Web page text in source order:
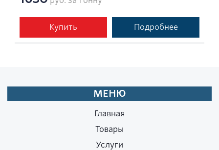
Купить Подробнее
МЕНЮ
Главная
Товары
Услуги